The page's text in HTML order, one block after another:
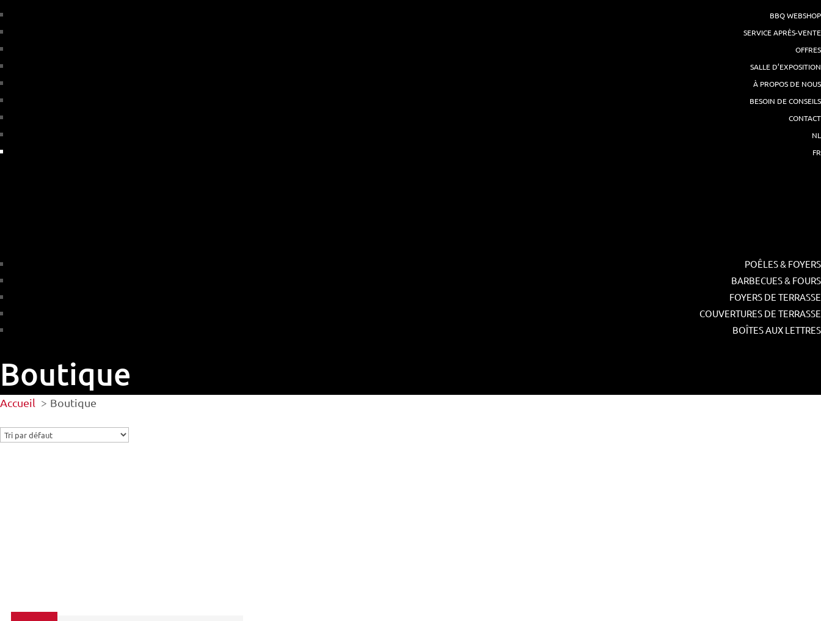
BBQ WEBSHOP
SERVICE APRÈS-VENTE
OFFRES
SALLE D’EXPOSITION
À PROPOS DE NOUS
BESOIN DE CONSEILS
CONTACT
NL
FR
POÊLES & FOYERS
BARBECUES & FOURS
FOYERS DE TERRASSE
COUVERTURES DE TERRASSE
BOÎTES AUX LETTRES
Boutique
Accueil Boutique